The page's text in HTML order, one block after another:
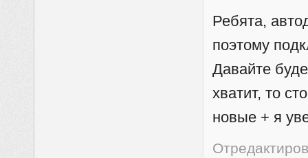
Ребята,
поэтому
Давайте
хватит, то
новые + я